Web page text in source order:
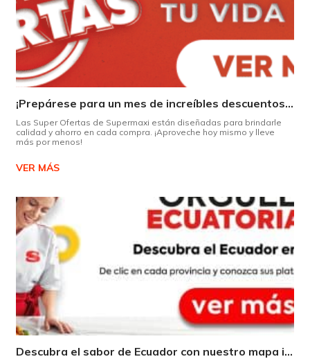
¡Prepárese para un mes de increíbles descuentos en Supermaxi!
Las Super Ofertas de Supermaxi están diseñadas para brindarle
calidad y ahorro en cada compra. ¡Aproveche hoy mismo y lleve
más por menos!
VER MÁS
Descubra el sabor de Ecuador con nuestro mapa interactivo de recetas